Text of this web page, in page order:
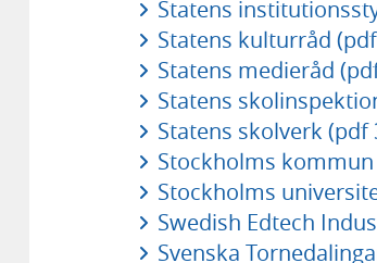
Statens
Statens kulturråd
Statens medieråd
Statens
Statens skolverk (pdf
Stockholms kommun
Stockholms
Swedish Edtech
Svenska